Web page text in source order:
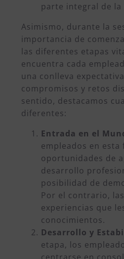
parte integral de la
Asimismo, durante la
importancia de
las diferentes etapas
encuentra cada
una conlleva
compromisos y retos
sentido, destacamos
diferentes:
Entrada en el
empleados en esta
oportunidades de
desarrollo
posibilidad de
Por el contrario,
experiencias que
conocimientos.
Desarrollo y
etapa, los